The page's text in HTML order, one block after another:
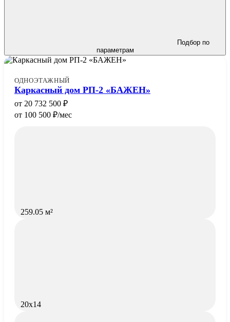
параметрам
ОДНОЭТАЖНЫЙ
Каркасный дом РП-2 «БАЖЕН»
20 732 500
100 500
/мес
259.05 м²
20x14